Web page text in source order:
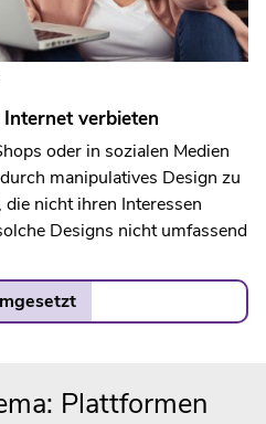
verbieten
oder in sozialen Medien
manipulatives Design zu
nicht ihren Interessen
Designs nicht umfassend
Plattformen